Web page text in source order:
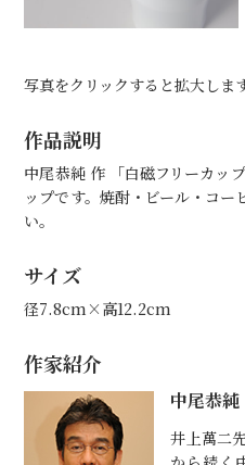
写真をクリックすると拡大します
作品説明
中尾恭純 作 「白磁フリーカッ
ップです。焼酎・ビール・コー
い。
サイズ
径7.8cm×高12.2cm
作家紹介
中尾恭純
井上萬二